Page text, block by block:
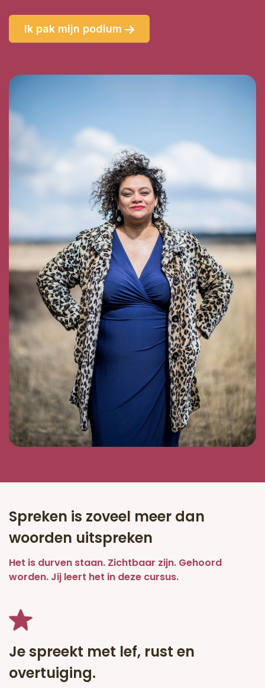
Ik pak mijn podium
Spreken is zoveel meer dan
woorden uitspreken
Het is durven staan. Zichtbaar zijn. Gehoord
worden. Jij leert het in deze cursus.
Je spreekt met lef, rust en
overtuiging.